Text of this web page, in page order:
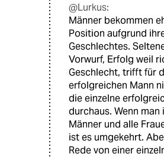
@Lurkus:
Männer bekommen
Position aufgrund
Geschlechtes.
Vorwurf, Erfolg weil
Geschlecht, trifft für
erfolgreichen Mann
die einzelne
durchaus. Wenn man
Männer und alle
ist es umgekehrt.
Rede von einer